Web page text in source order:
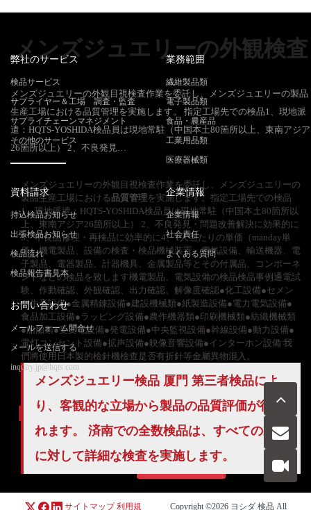
メンズジュエリーの外観検査
メンズジュエリーの外観目視検査作業を委託し、メンズジュエリーの製品
生産工場における品質管理を実施します。 指定工場先での検品1、現地派
遣：HQTS-YOSHIDA検品員は現地常駐（中国本土80箇所以上、東南アジア
26箇所以上） 2、不良発見…
メンズジュエリーの外観目視検査作業を委託し、メンズジュエリーの
製品生産工場における品質管理 を実施します。指定工場先での検品
1、現地派遣：HQTS-YOSHIDA検品員は現地常駐（中国本土80箇所以
上、東南アジア26箇所以上） 2、不良発見・問題改善解決に効果的に
3、不良品修理・再検品に効率的に4、1人当たりの単価（manday単
価）機電製品、設備の検査・検品機械装置、電気設備、輸送機器、電
子製品、電器製品、計器機具、金属製品等とその付属品、コンポーネ
ントなどの検品を致します機電製品、電気設備の検品検品事例通電試
験、作動確認、外観確認、出力確認、解像度確認●化工設備●セメン
ト生産設備●金属精錬設備●建設機械類●紙製造設備●電力電気設備●
食品加工設備●ラッピング設備●農作機器類●印刷機械類●紡織機械類
●船舶類●受変電設備●発電設備●中央監視設備●幹線設備●動力設備●
電灯コンセント設備●拡声設備●映像音響設備●インターホン設備 我
們將使用日本製的檢針機檢查是否有折針等金屬異物混入。
メンズジュエリー検品 厦門 第三者検品によ
り、客観的な立場から製品の品質評価が行わ
れます。 済南での全数検品は、すべての製品
に対して詳細な検査を実施します。
弊社のサービス
検品サービス
サプライヤー＆工場 調査・監査
サプライチェーンマネジメント
その他のサービス
業務範囲
繊維製品類
電子製品類
食品・農産品
工業用品類
医療器械類
資料請求
持込検品お知らせ
出張検品お知らせ
検品流れ
検品報告書見本
企業情報
企業情報
社会責任
よくある質問
お問い合わせ
メールフォーム問合せ
メールを送信する
inquiry.jp@hqts.com
お電話でのお問い合わせ
お問い合わせ
サイトマップ 利用規 Copyright ©2026 ヨシダ 検品 All